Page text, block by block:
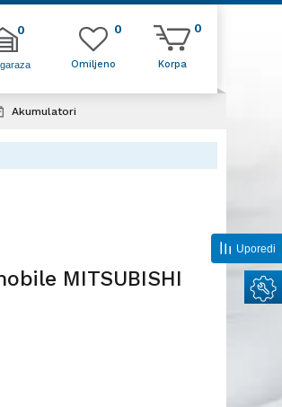
0
Korpa
0
Omiljeno
0
Akumulatori
MITSUBISHI
Uporedi